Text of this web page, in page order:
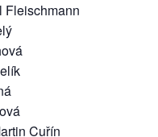
Fleischmann
Cuřín